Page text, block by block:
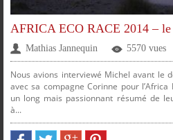
AFRICA ECO RACE 2014 – le
Mathias Jannequin 5570 vues
Nous avions interviewé Michel avant le
avec sa compagne Corinne pour l’Africa
un long mais passionnant résumé de
à...